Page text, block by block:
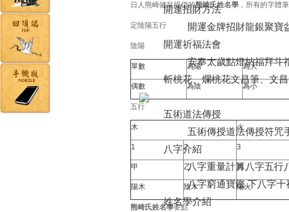
開運招財方法
開運金牌招財龍銀聚寶
開運祈福法會
安奉太歲點燈納福拜斗
斬桃花、爛桃花文昌筆、文
五術道法傳授
五術傳授道法傳授符咒
八字介紹
八字重量計算八字五行
八字窮通寶鑑 下八字十
姓名學介紹
日人熊崎健翁提倡的熊崎氏姓名學 ，所有的字體
定陰陽五行
陰陽
單數 為陽 為大
偶數 為陰 為小
五行
木 火
1 2 3
甲 乙 丙
陽木 陰木 陽火
熊崎氏姓名學要點